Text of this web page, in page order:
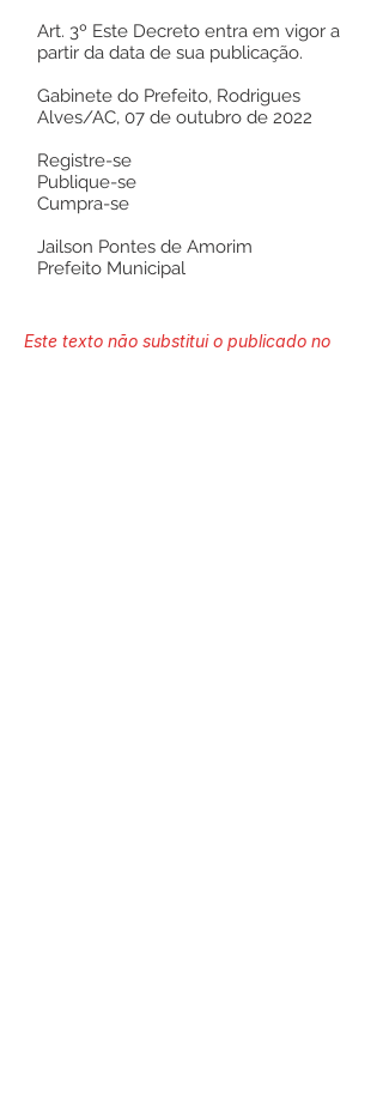
Art. 3º Este Decreto entra em vigor a
partir da data de sua publicação.
Gabinete do Prefeito, Rodrigues
Alves/AC, 07 de outubro de 2022
Registre-se
Publique-se
Cumpra-se
Jailson Pontes de Amorim
Prefeito Municipal
Este texto não substitui o publicado no